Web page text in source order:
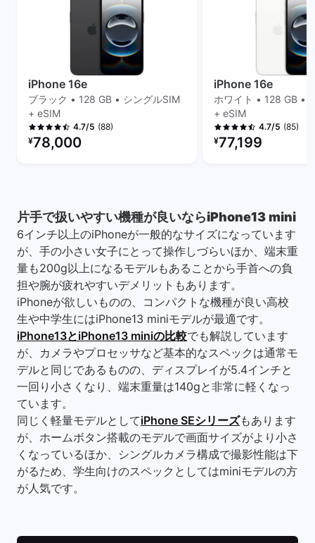
iPhone 16e
ブラック • 128 GB • シングルSIM
+ eSIM
4.7/5 (88)
リファービッシュ品の価格：
¥78,000
iPhone 16e
ホワイト • 128 GB •
+ eSIM
4.7/5 (85)
リファービッシュ品の
¥77,199
片手で扱いやすい機種が良いならiPhone13 mini
6インチ以上のiPhoneが一般的なサイズになっています
が、手の小さい女子にとって操作しづらいほか、端末重
量も200g以上になるモデルもあることから手首への負
担や腕が疲れやすいデメリットもあります。
iPhoneが欲しいものの、コンパクトな機種が良い高校
生や中学生にはiPhone13 miniモデルが最適です。
iPhone13とiPhone13 miniの比較でも解説しています
が、カメラやプロセッサなど基本的なスペックは通常モ
デルと同じであるものの、ディスプレイが5.4インチと
一回り小さくなり、端末重量は140gと非常に軽くなっ
ています。
同じく軽量モデルとしてiPhone SEシリーズもあります
が、ホームボタン搭載のモデルで画面サイズがより小さ
くなっているほか、シングルカメラ構成で撮影性能は下
がるため、学生向けのスペックとしてはminiモデルの方
が人気です。